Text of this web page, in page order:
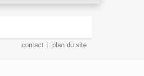
contact plan du site